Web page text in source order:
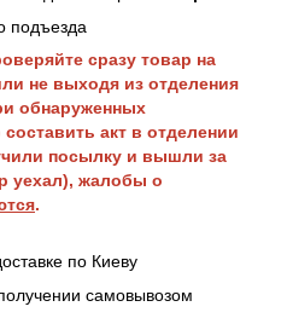
подъезда
сразу товар на
не выходя из отделения
обнаруженных
акт в отделении
посылку и вышли за
уехал), жалобы о
.
по Киеву
самовывозом